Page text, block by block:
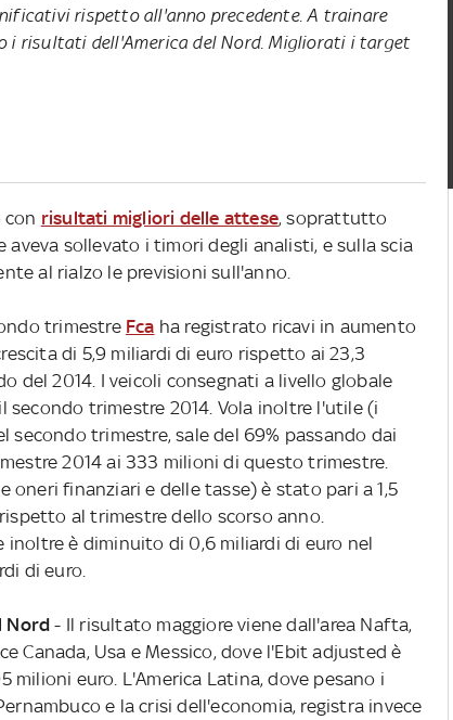
rispetto all'anno precedente. A trainare
i risultati dell'America del Nord. Migliorati i target
con risultati migliori delle attese, soprattutto
aveva sollevato i timori degli analisti, e sulla scia
al rialzo le previsioni sull'anno.
trimestre Fca ha registrato ricavi in aumento
di 5,9 miliardi di euro rispetto ai 23,3
del 2014. I veicoli consegnati a livello globale
secondo trimestre 2014. Vola inoltre l'utile (i
secondo trimestre, sale del 69% passando dai
2014 ai 333 milioni di questo trimestre.
oneri finanziari e delle tasse) è stato pari a 1,5
al trimestre dello scorso anno.
è diminuito di 0,6 miliardi di euro nel
di euro.
Nord - Il risultato maggiore viene dall'area Nafta,
Canada, Usa e Messico, dove l'Ebit adjusted è
milioni euro. L'America Latina, dove pesano i
e la crisi dell'economia, registra invece